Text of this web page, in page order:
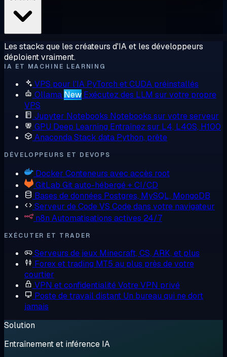
Les stacks que les créateurs d'IA et les développeurs
déploient vraiment.
IA ET MACHINE LEARNING
VPS pour l'IA PyTorch et CUDA préinstallés
Ollama New Exécutez des LLM sur votre propre
VPS
Jupyter Notebooks Notebooks sur votre serveur
GPU Deep Learning Entraînez sur L4, L40S, H100
AnacondaStack data Python, prête
DÉVELOPPEURS ET DEVOPS
Docker Conteneurs avec accès root
GitLab Git auto-hébergé + CI/CD
Bases de données Postgres, MySQL, MongoDB
Serveur de CodeVS Code dans votre navigateur
n8n Automatisations actives 24/7
EXÉCUTER ET TRADER
Serveurs de jeux Minecraft, CS, ARK, et plus
Forex et trading MT5 au plus près de votre
courtier
VPN et confidentialitéVotre VPN privé
Poste de travail distant Un bureau qui ne dort
jamais
Solution
Entraînement et inférence IA